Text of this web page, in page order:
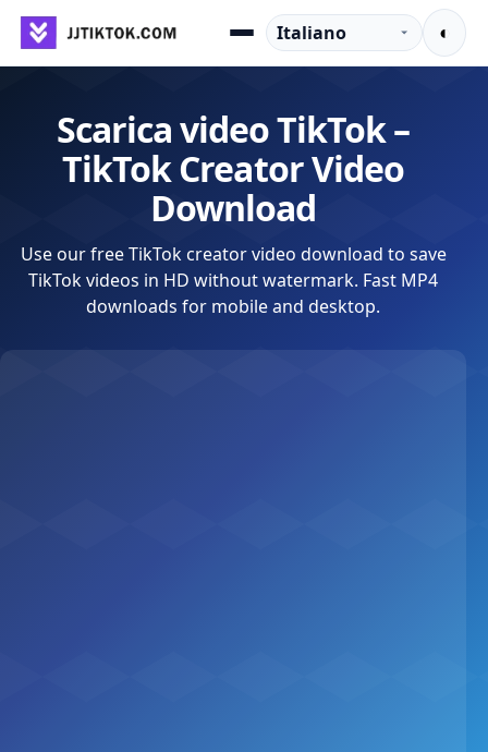
Vai al contenuto
MenuLingua ◐
Scarica video TikTok –
TikTok Creator Video
Download
Use our free TikTok creator video download to save
TikTok videos in HD without watermark. Fast MP4
downloads for mobile and desktop.